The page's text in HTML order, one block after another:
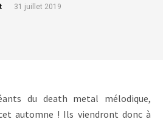
31 juillet 2019
du death metal mélodique,
automne ! Ils viendront donc à